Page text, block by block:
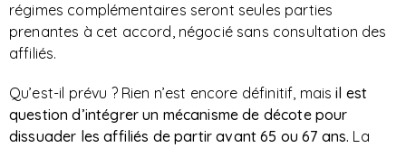
régimes complémentaires seront seules parties
prenantes à cet accord, négocié sans consultation des
affiliés.
Qu’est-il prévu ? Rien n’est encore définitif, maisil est
question d’intégrer un mécanisme de décote pour
dissuader les affiliés de partir avant 65 ou 67 ans. La